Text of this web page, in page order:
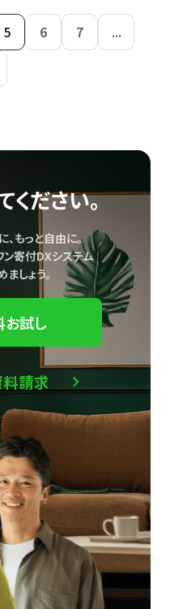
5 6 7
...
ください。
もっと自由に。
寄付DXシステム
しょう。
試し
料請求